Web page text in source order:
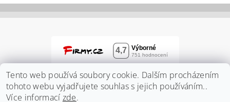
Tento web používá soubory cookie. Dalším procházením
tohoto webu vyjadřujete souhlas s jejich používáním..
Více informací zde.